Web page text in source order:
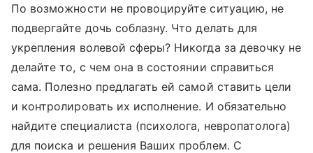
По возможности не провоцируйте ситуацию, не
подвергайте дочь соблазну. Что делать для
укрепления волевой сферы? Никогда за девочку не
делайте то, с чем она в состоянии справиться
сама. Полезно предлагать ей самой ставить цели
и контролировать их исполнение. И обязательно
найдите специалиста (психолога, невропатолога)
для поиска и решения Ваших проблем. С